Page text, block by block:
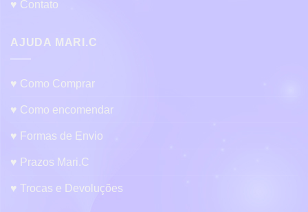
♥ Contato
AJUDA MARI.C
♥ Como Comprar
♥ Como encomendar
♥ Formas de Envio
♥ Prazos Mari.C
♥ Trocas e Devoluções